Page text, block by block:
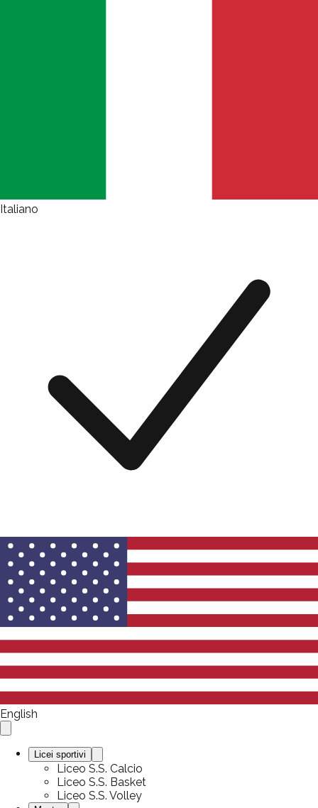
Italiano
English
Licei sportivi
Liceo S.S. Calcio
Liceo S.S. Basket
Liceo S.S. Volley